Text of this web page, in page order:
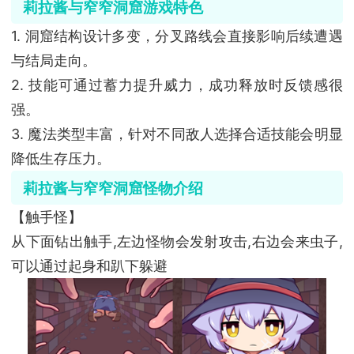
莉拉酱与窄窄洞窟游戏特色
1. 洞窟结构设计多变，分叉路线会直接影响后续遭遇
与结局走向。
2. 技能可通过蓄力提升威力，成功释放时反馈感很
强。
3. 魔法类型丰富，针对不同敌人选择合适技能会明显
降低生存压力。
莉拉酱与窄窄洞窟怪物介绍
【触手怪】
从下面钻出触手,左边怪物会发射攻击,右边会来虫子,
可以通过起身和趴下躲避